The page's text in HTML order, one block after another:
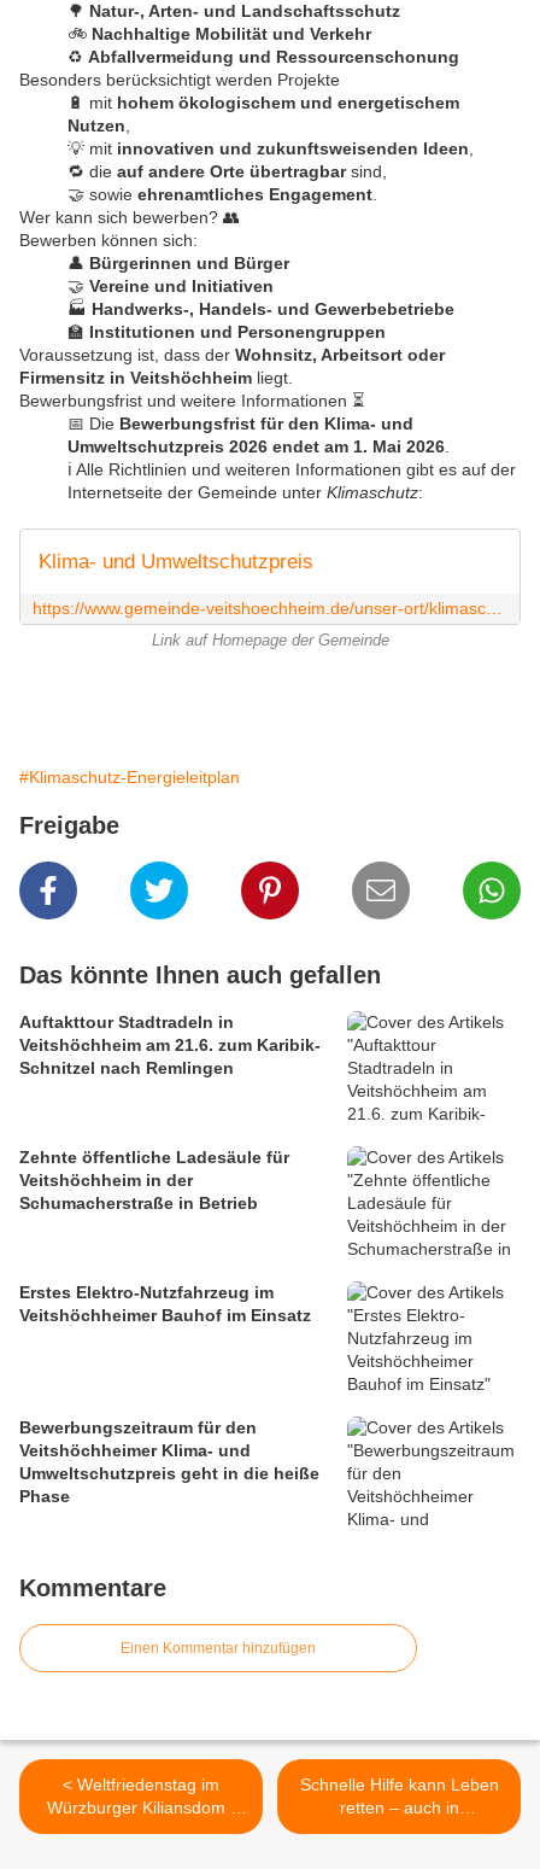
🌳 Natur-, Arten- und Landschaftsschutz
🚲 Nachhaltige Mobilität und Verkehr
♻️ Abfallvermeidung und Ressourcenschonung
Besonders berücksichtigt werden Projekte
🔋 mit hohem ökologischem und energetischem
Nutzen
💡 mit innovativen und zukunftsweisenden Ideen
🔁 die auf andere Orte übertragbarsind,
🤝 sowie ehrenamtliches Engagement
Wer kann sich bewerben? 👥
Bewerben können sich:
👤 Bürgerinnen und Bürger
🤝 Vereine und Initiativen
🏭 Handwerks-, Handels- und Gewerbebetriebe
🏫 Institutionen und Personengruppen
Voraussetzung ist, dass der Wohnsitz, Arbeitsort oder
Firmensitz in Veitshöchheim liegt.
Bewerbungsfrist und weitere Informationen ⏳
📅 Die Bewerbungsfrist für den Klima- und
Umweltschutzpreis 2026 endet am 1. Mai 2026
ℹ️ Alle Richtlinien und weiteren Informationen gibt es auf der
Internetseite der Gemeinde unter Klimaschutz:
Klima- und Umweltschutzpreis
Link auf Homepage der Gemeinde
#Klimaschutz-Energieleitplan
Freigabe
Das könnte Ihnen auch gefallen
Auftakttour Stadtradeln in
Veitshöchheim am 21.6. zum Karibik-
Schnitzel nach Remlingen
Zehnte öffentliche Ladesäule für
Veitshöchheim in der
Schumacherstraße in Betrieb
Erstes Elektro-Nutzfahrzeug im
Veitshöchheimer Bauhof im Einsatz
Bewerbungszeitraum für den
Veitshöchheimer Klima- und
Umweltschutzpreis geht in die heiße
Phase
Kommentare
Einen Kommentar hinzufügen
< Weltfriedenstag im
Würzburger Kiliansdom -
Wenn christlicher Glaube
Schnelle Hilfe kann Leben
retten – auch in
Veitshöchheim >